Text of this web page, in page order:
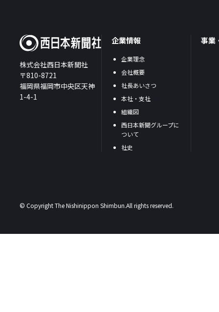
株式会社西日本新聞社
〒810-8721
福岡県福岡市中央区天神
1-4-1
企業情報
企業理念
会社概要
社長あいさつ
本社・支社
組織図
西日本新聞グループに
ついて
社史
事業
© Copyright The Nishinippon Shimbun.All rights reserved.